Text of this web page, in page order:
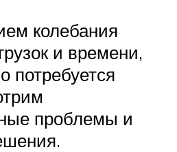
колебания
и времени,
потребуется
проблемы и